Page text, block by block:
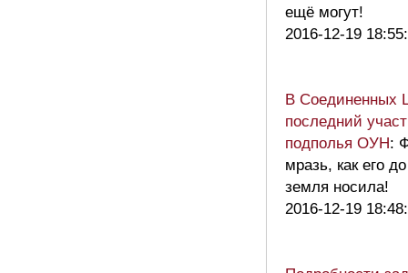
ещё могут!
2016-12-19
В Соединенных
последний
подполья ОУН:
мразь, как его
земля носила!
2016-12-19